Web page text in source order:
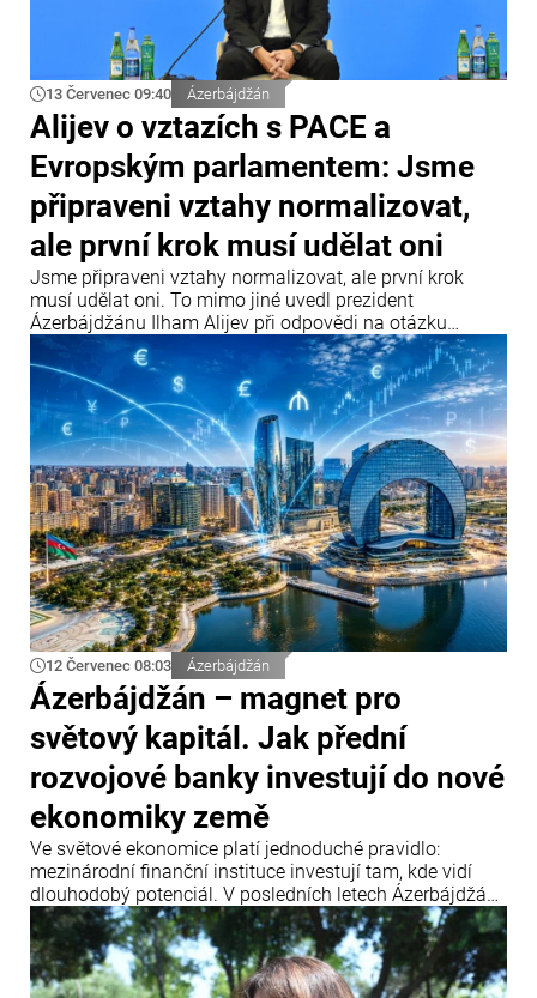
13 Červenec 09:40 Ázerbájdžán
Alijev o vztazích s PACE a
Evropským parlamentem: Jsme
připraveni vztahy normalizovat,
ale první krok musí udělat oni
Jsme připraveni vztahy normalizovat, ale první krok
musí udělat oni. To mimo jiné uvedl prezident
Ázerbájdžánu Ilham Alijev při odpovědi na otázku
týkající se vztahů Ázerbájdžánu s Parlamentním
shromážděním Rady Evropy (PACE) a Evropským
parlamentem během setkání s účastníky IV. Šušského
globálního mediálního fóra.
12 Červenec 08:03 Ázerbájdžán
Ázerbájdžán – magnet pro
světový kapitál. Jak přední
rozvojové banky investují do nové
ekonomiky země
Ve světové ekonomice platí jednoduché pravidlo:
mezinárodní finanční instituce investují tam, kde vidí
dlouhodobý potenciál. V posledních letech Ázerbájdžán
upevnil svou pozici jako jedno z klíčových dopravních a
energetických center Eurasie a zároveň se stal
významnou platformou pro realizaci mezinárodních
infrastrukturních projektů.